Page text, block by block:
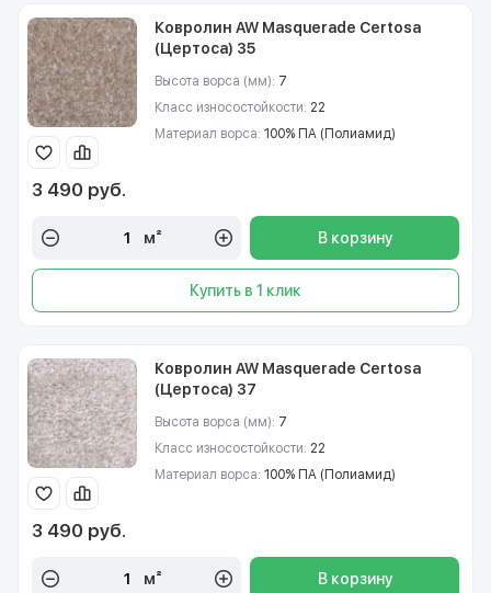
Ковролин AW Masquerade Certosa
(Цертоса) 35
Высота ворса (мм): 7
Класс износостойкости: 22
Материал ворса: 100% ПА (Полиамид)
3 490 руб.
м² В корзину
Купить в 1 клик
Ковролин AW Masquerade Certosa
(Цертоса) 37
Высота ворса (мм): 7
Класс износостойкости: 22
Материал ворса: 100% ПА (Полиамид)
3 490 руб.
м² В корзину